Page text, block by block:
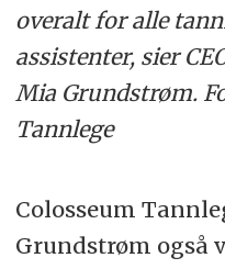
overalt for alle
assistenter, sier
Mia Grundstrøm.
Tannlege
Colosseum
Grundstrøm også